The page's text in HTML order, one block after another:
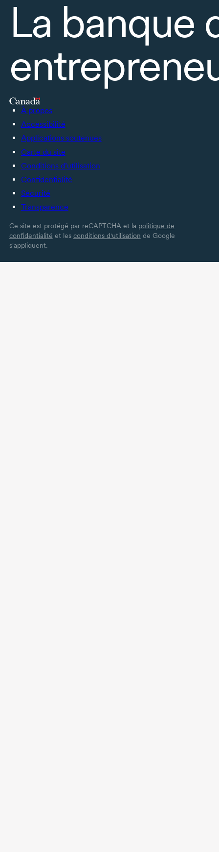
La banque
À propos
Accessibilité
Applications soutenues
Carte du site
Conditions d’utilisation
Confidentialité
Sécurité
Transparence
Ce site est protégé par reCAPTCHA et la politique de
confidentialité et les conditions d'utilisation de Google
s'appliquent.